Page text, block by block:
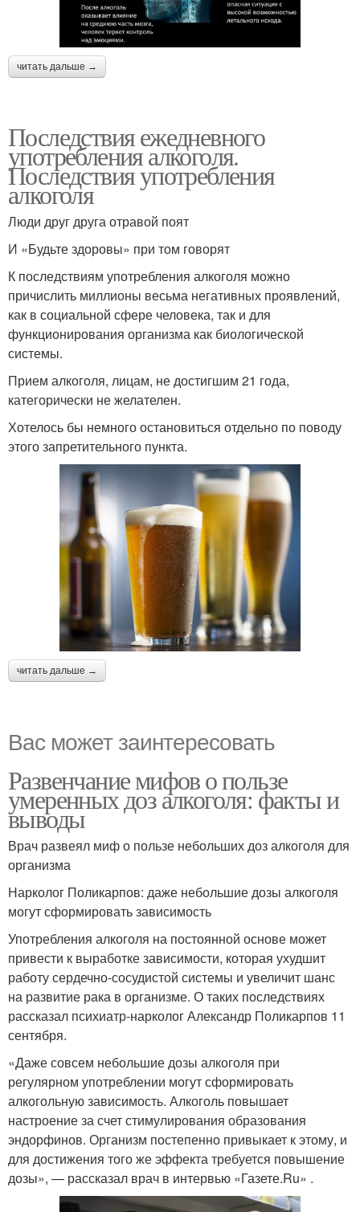
читать дальше →
Последствия ежедневного
употребления алкоголя.
Последствия употребления
алкоголя
Люди друг друга отравой поят
И «Будьте здоровы» при том говорят
К последствиям употребления алкоголя можно
причислить миллионы весьма негативных проявлений,
как в социальной сфере человека, так и для
функционирования организма как биологической
системы.
Прием алкоголя, лицам, не достигшим 21 года,
категорически не желателен.
Хотелось бы немного остановиться отдельно по поводу
этого запретительного пункта.
читать дальше →
Вас может заинтересовать
Развенчание мифов о пользе
умеренных доз алкоголя: факты и
выводы
Врач развеял миф о пользе небольших доз алкоголя для
организма
Нарколог Поликарпов: даже небольшие дозы алкоголя
могут сформировать зависимость
Употребления алкоголя на постоянной основе может
привести к выработке зависимости, которая ухудшит
работу сердечно-сосудистой системы и увеличит шанс
на развитие рака в организме. О таких последствиях
рассказал психиатр-нарколог Александр Поликарпов 11
сентября.
«Даже совсем небольшие дозы алкоголя при
регулярном употреблении могут сформировать
алкогольную зависимость. Алкоголь повышает
настроение за счет стимулирования образования
эндорфинов. Организм постепенно привыкает к этому, и
для достижения того же эффекта требуется повышение
дозы», — рассказал врач в интервью «Газете.Ru» .